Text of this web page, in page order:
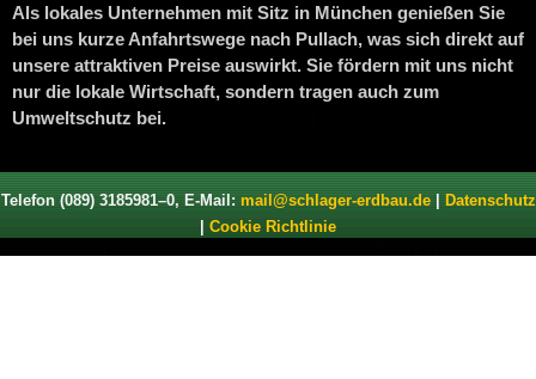
Als lokales Unternehmen mit Sitz in München genießen Sie
bei uns kurze Anfahrtswege nach Pullach, was sich direkt auf
unsere attraktiven Preise auswirkt. Sie fördern mit uns nicht
nur die lokale Wirtschaft, sondern tragen auch zum
Umweltschutz bei.
Telefon (089) 3185981–0, E-Mail:mail@schlager-erdbau.de|Datenschutz
Cookie Richtlinie